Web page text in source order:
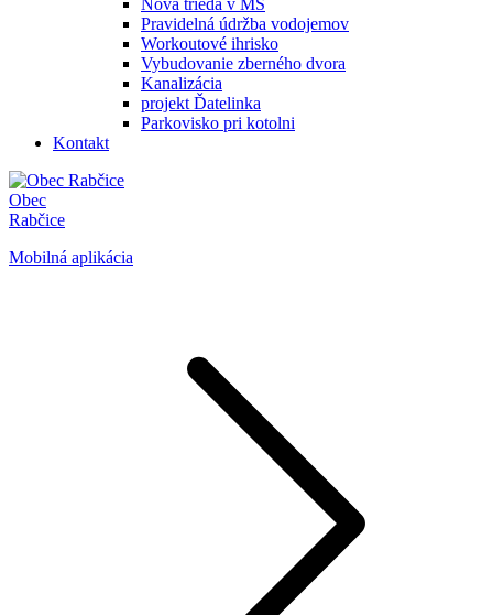
Nová trieda v MŠ
Pravidelná údržba vodojemov
Workoutové ihrisko
Vybudovanie zberného dvora
Kanalizácia
projekt Ďatelinka
Parkovisko pri kotolni
Kontakt
Obec
Rabčice
Mobilná aplikácia